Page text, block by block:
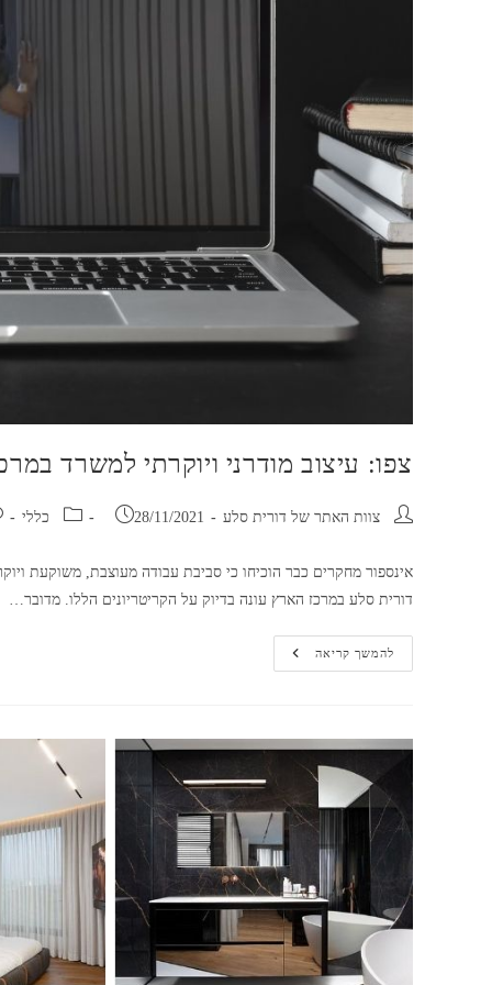
צפו: עיצוב מודרני ויוקרתי למשרד
מחבר:צוות האתר של דורית סלע פורסם:
28/11/2021 קטגוריה:
כללי
אינספור מחקרים כבר הוכיחו כי סביבת עבודה מעוצבת, משוקעת
דורית סלע במרכז הארץ עונה בדיוק על הקריטריונים הללו. מדובר…
להמשך קריאהצפו:
עיצוב
בארץ
דורית
אדריכלים